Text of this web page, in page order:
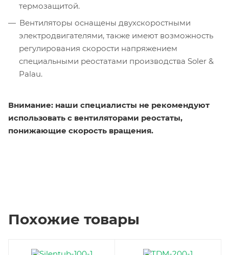
термозащитой.
Вентиляторы оснащены двухскоростными
электродвигателями, также имеют возможность
регулирования скорости напряжением
специальными реостатами производства Soler &
Palau.
Внимание: наши специалисты не рекомендуют
использовать с вентиляторами реостаты,
понижающие скорость вращения.
Похожие товары